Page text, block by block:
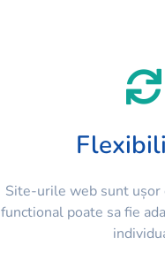
Site-urile web sunt
functional poate sa fie